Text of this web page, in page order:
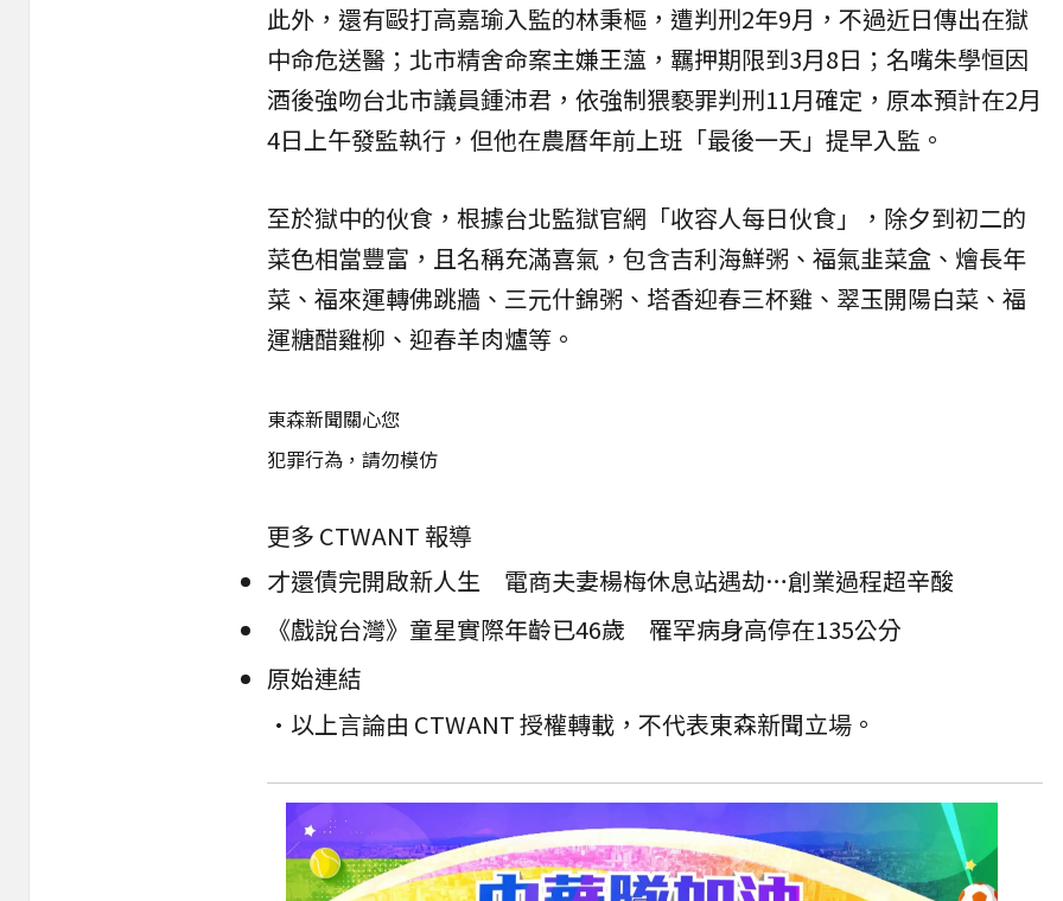
此外，還有毆打高嘉瑜入監的林秉樞，遭判刑2年9月，不過近日傳出在獄
中命危送醫；北市精舍命案主嫌王薀，羈押期限到3月8日；名嘴朱學恒因
酒後強吻台北市議員鍾沛君，依強制猥褻罪判刑11月確定，原本預計在2月
4日上午發監執行，但他在農曆年前上班「最後一天」提早入監。
至於獄中的伙食，根據台北監獄官網「收容人每日伙食」，除夕到初二的
菜色相當豐富，且名稱充滿喜氣，包含吉利海鮮粥、福氣韭菜盒、燴長年
菜、福來運轉佛跳牆、三元什錦粥、塔香迎春三杯雞、翠玉開陽白菜、福
運糖醋雞柳、迎春羊肉爐等。
東森新聞關心您
犯罪行為，請勿模仿
更多 CTWANT 報導
才還債完開啟新人生 電商夫妻楊梅休息站遇劫…創業過程超辛酸
《戲說台灣》童星實際年齡已46歲 罹罕病身高停在135公分
原始連結
•以上言論由 CTWANT 授權轉載，不代表東森新聞立場。